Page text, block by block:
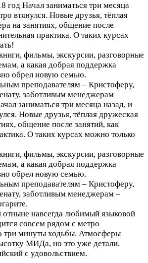
год Начал заниматься три месяца
втянулся. Новые друзья, тёплая
на занятиях, общение после
практика. О таких курсах
фильмы, экскурсии, разговорные
а какая добрая поддержка
обрел новую семью.
преподавателям – Кристоферу,
заботливым менеджерам –
заниматься три месяца назад, и
Новые друзья, тёплая дружеская
общение после занятий, как
О таких курсах можно только
фильмы, экскурсии, разговорные
а какая добрая поддержка
обрел новую семью.
преподавателям – Кристоферу,
заботливым менеджерам –
навсегда любимый языковой
совсем рядом с метро
три минуты ходьбы. Атмосферы
МИДа, но это уже детали.
с удовольствием.